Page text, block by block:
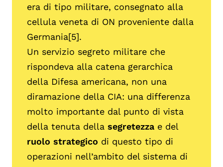
era di tipo militare, consegnato alla
cellula veneta di ON proveniente dalla
Germania[5].
Un servizio segreto militare che
rispondeva alla catena gerarchica
della Difesa americana, non una
diramazione della CIA: una differenza
molto importante dal punto di vista
della tenuta della segretezza e del
ruolo strategico di questo tipo di
operazioni nell’ambito del sistema di